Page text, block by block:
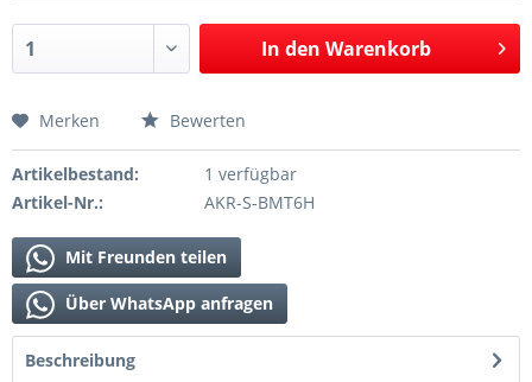
In den Warenkorb
Merken Bewerten
Artikelbestand:
1 verfügbar
Artikel-Nr.:
AKR-S-BMT6H
Mit Freunden teilen
Über WhatsApp anfragen
Beschreibung